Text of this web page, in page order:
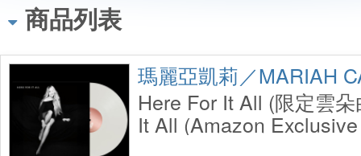
商品列表
瑪麗亞凱莉／MARIAH
Here For It All (限定雲
It All (Amazon